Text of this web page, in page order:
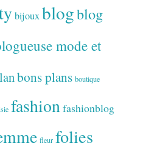
bijoux blogblog
mode et
bons plans boutique
fashionfashionblog
fleur folies